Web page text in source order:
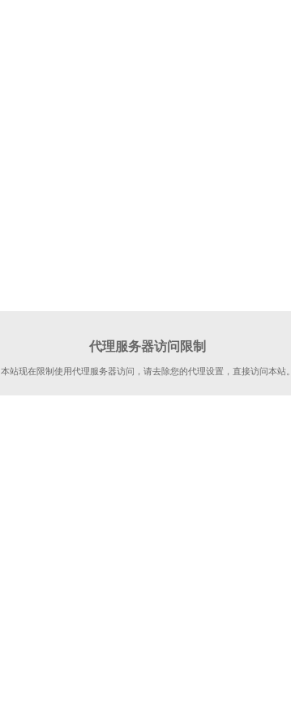
代理服务器访问限制
本站现在限制使用代理服务器访问，请去除您的代理设置，直接访问本站。